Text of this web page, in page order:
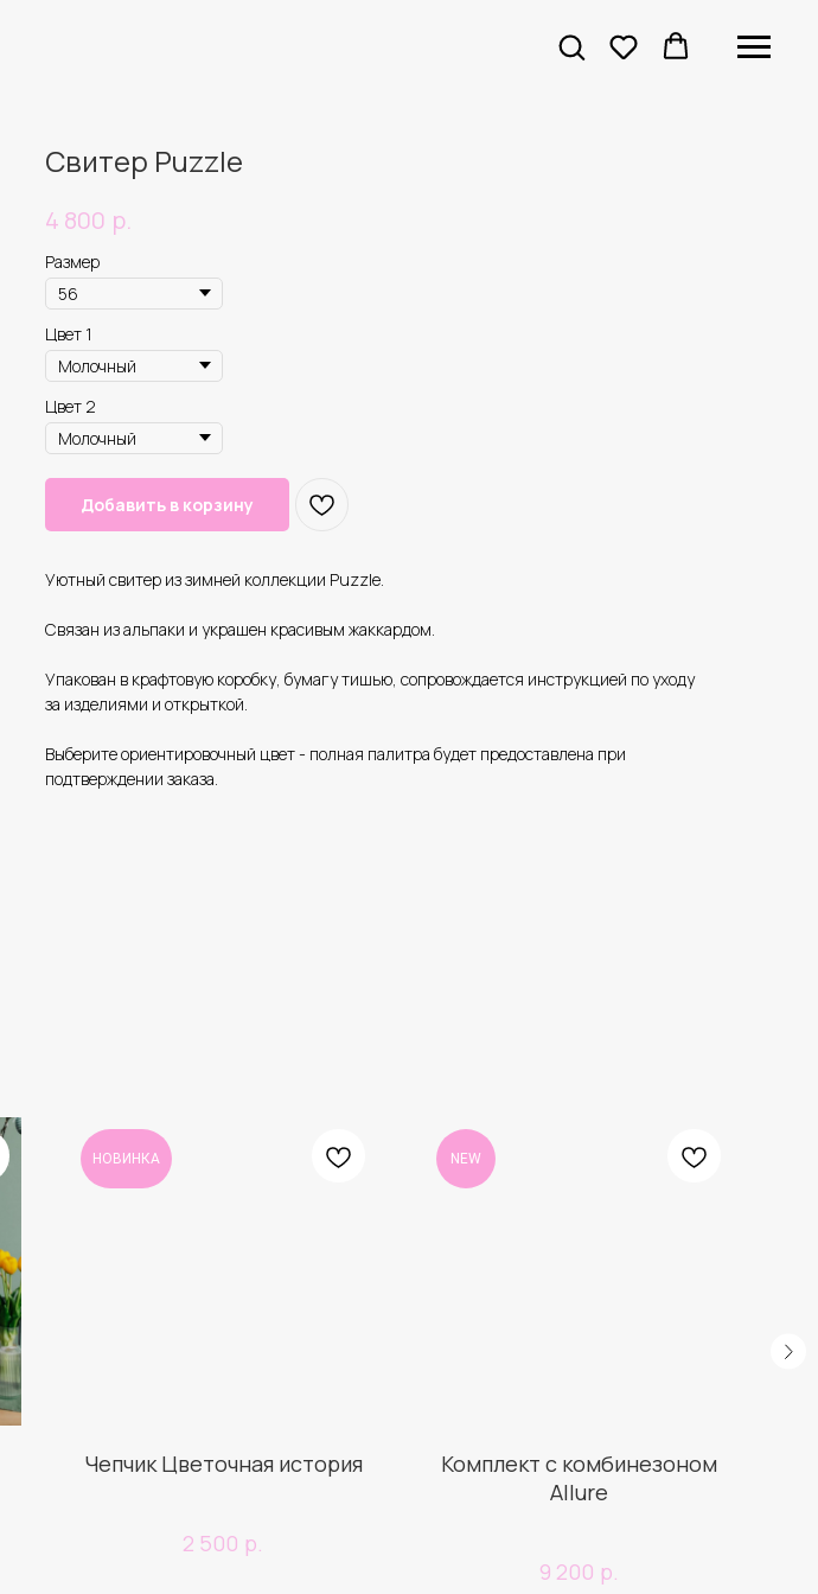
Свитер Puzzle
4 800 р.
Размер
Цвет 1
Цвет 2
Добавить в корзину
Уютный свитер из зимней коллекции Puzzle.
Связан из альпаки и украшен красивым жаккардом.
Упакован в крафтовую коробку, бумагу тишью, сопровождается инструкцией по уходу
за изделиями и открыткой.
Выберите ориентировочный цвет - полная палитра будет предоставлена при
подтверждении заказа.
НОВИНКА
Чепчик Цветочная история
2 500 р.
NEW
Комплект с комбинезоном
Allure
9 200 р.